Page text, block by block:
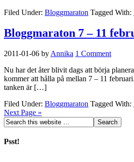
Filed Under: Bloggmaraton Tagged With:
Bloggmaraton 7 – 11
2011-01-06 by Annika 1 Comment
Nu har det åter blivit dags att börja
kommer att hålla på mellan 7 – 11
tanken är […]
Filed Under: Bloggmaraton Tagged With:
Next Page »
Psst!